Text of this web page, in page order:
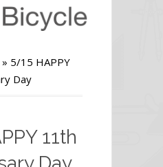
» 5/15 HAPPY
Day
11th